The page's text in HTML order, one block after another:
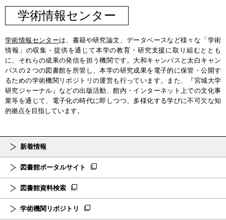
学術情報センター
学術情報センターは、書籍や研究論文、データベースなど様々な「学術
情報」の収集・提供を通じて本学の教育・研究支援に取り組むととも
に、それらの成果の発信を担う機関です。大和キャンパスと太白キャン
パスの２つの図書館を所管し、本学の研究成果を電子的に保管・公開す
るための学術機関リポジトリの運営も行っています。また、『宮城大学
研究ジャーナル』などの出版活動、館内・インターネット上での文化事
業等を通じて、電子化の時代に即しつつ、多様化する学びに不可欠な知
的拠点を目指しています。
新着情報
図書館ポータルサイト
図書館資料検索
学術機関リポジトリ